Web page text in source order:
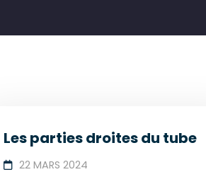
Les parties droites du tube
22 MARS 2024